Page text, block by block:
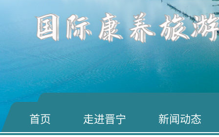
首页 走进晋宁 新闻动态